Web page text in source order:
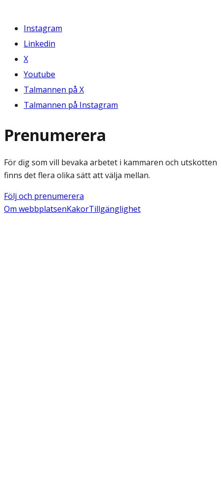
Instagram
Linkedin
X
Youtube
Talmannen på X
Talmannen på Instagram
Prenumerera
För dig som vill bevaka arbetet i kammaren och utskotten
finns det flera olika sätt att välja mellan.
Följ och prenumerera
Om webbplatsenKakorTillgänglighet